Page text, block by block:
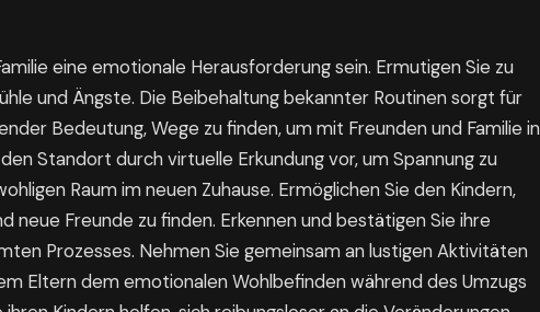
eine emotionale Herausforderung sein. Ermutigen Sie zu
und Ängste. Die Beibehaltung bekannter Routinen sorgt für
Bedeutung, Wege zu finden, um mit Freunden und Familie in
Standort durch virtuelle Erkundung vor, um Spannung zu
Raum im neuen Zuhause. Ermöglichen Sie den Kindern,
neue Freunde zu finden. Erkennen und bestätigen Sie ihre
Prozesses. Nehmen Sie gemeinsam an lustigen Aktivitäten
Eltern dem emotionalen Wohlbefinden während des Umzugs